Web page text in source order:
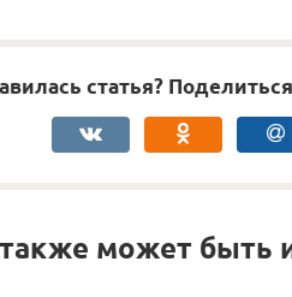
статья?
может быть